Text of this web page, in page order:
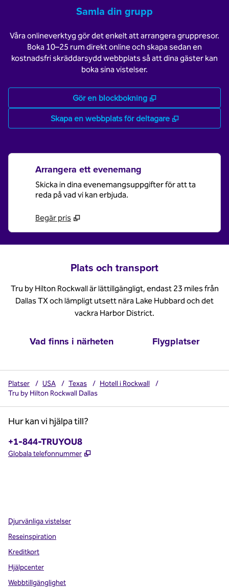
Samla din grupp
Våra onlineverktyg gör det enkelt att arrangera gruppresor.
Boka 10–25 rum direkt online och skapa sedan en
kostnadsfri skräddarsydd webbplats så att dina gäster kan
boka sina vistelser.
Gör en blockbokning ,
Skapa en webbplats för deltagare
,
Arrangera ett evenemang
Skicka in dina evenemangsuppgifter för att ta
reda på vad vi kan erbjuda.
Begär pris
Plats och transport
Tru by Hilton Rockwall är lättillgängligt, endast 23 miles från
Dallas TX och lämpligt utsett nära Lake Hubbard och det
vackra Harbor District.
Vad finns i närheten Flygplatser
Platser / USA / Texas / Hotell i Rockwall
/
Tru by Hilton Rockwall Dallas
Hur kan vi hjälpa till?
Telefon:
+1-844-TRUYOU8
Globala telefonnummer ,
Djurvänliga vistelser
Reseinspiration
Kreditkort
Hjälpcenter
Webbtillgänglighet